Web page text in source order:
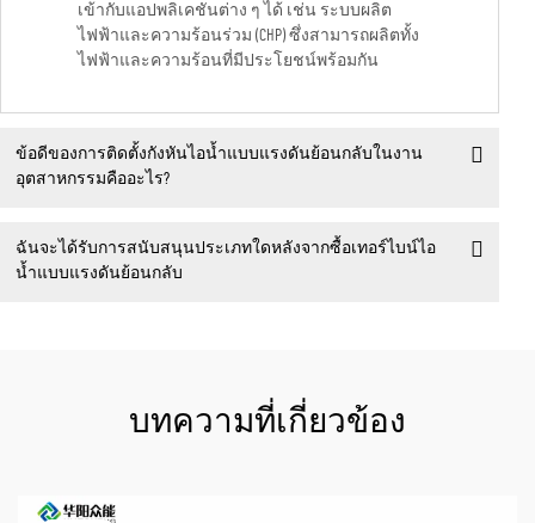
เข้ากับแอปพลิเคชันต่าง ๆ ได้ เช่น ระบบผลิต
ไฟฟ้าและความร้อนร่วม (CHP) ซึ่งสามารถผลิตทั้ง
ไฟฟ้าและความร้อนที่มีประโยชน์พร้อมกัน
ข้อดีของการติดตั้งกังหันไอน้ำแบบแรงดันย้อนกลับในงาน
อุตสาหกรรมคืออะไร?
ฉันจะได้รับการสนับสนุนประเภทใดหลังจากซื้อเทอร์ไบน์ไอ
น้ำแบบแรงดันย้อนกลับ
บทความที่เกี่ยวข้อง